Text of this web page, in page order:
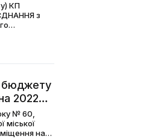
КП
з
бюджету
2022
№ 60,
міської
на